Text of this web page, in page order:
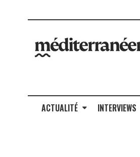
ACTUALITÉ INTERVIEWS